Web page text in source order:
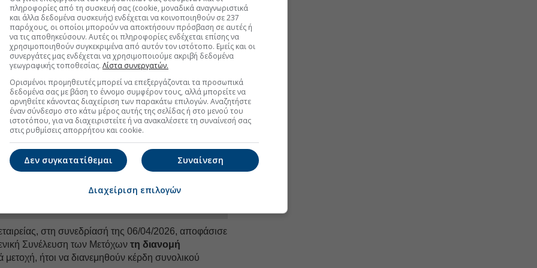
Συμμετοχών
ανήλθαν σε €12,9 εκ. (εκ των οποίων τα €11 εκ.
σε σχέση με €16,7 εκ. το 2024.
διαμορφώθηκαν σε κέρδη €11,7 εκ.σε σχέση
περυσινή περίοδο, λόγω της πώλησης του 20%
ACS με τίμημα που ανήλθε σε περίπου €77
στοGoogle Discover!
εξελίξεις με την υπογραφη εγκυρότητας του Euro2day.gr
στη συνεδρίασή της 06/04/2026, αποφάσισε
Συνέλευση των Μετόχων τη διανομή
μετοχή, ήτοι να διανεμηθούν κέρδη συνολικού
πληροφορίες από τη συσκευή σας (cookie, μοναδικά αναγνωριστικά
και άλλα δεδομένα συσκευής) ενδέχεται να κοινοποιηθούν σε 237
παρόχους, οι οποίοι μπορούν να αποκτήσουν πρόσβαση σε αυτές ή
να τις αποθηκεύσουν. Αυτές οι πληροφορίες ενδέχεται επίσης να
χρησιμοποιηθούν συγκεκριμένα από αυτόν τον ιστότοπο. Εμείς και οι
συνεργάτες μας ενδέχεται να χρησιμοποιούμε ακριβή δεδομένα
γεωγραφικής τοποθεσίας. Λίστα συνεργατών.
Ορισμένοι προμηθευτές μπορεί να επεξεργάζονται τα προσωπικά
δεδομένα σας με βάση το έννομο συμφέρον τους, αλλά μπορείτε να
αρνηθείτε κάνοντας διαχείριση των παρακάτω επιλογών. Αναζητήστε
έναν σύνδεσμο στο κάτω μέρος αυτής της σελίδας ή στο μενού του
ιστοτόπου, για να διαχειριστείτε ή να ανακαλέσετε τη συναίνεσή σας
στις ρυθμίσεις απορρήτου και cookie.
Συναίνεση
Δεν συγκατατίθεμαι
Διαχείριση επιλογών